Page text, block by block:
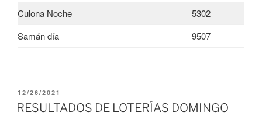
Culona Noche
5302
Samán día
9507
PUBLICADO
EL
12/26/2021
RESULTADOS DE LOTERÍAS DOMINGO